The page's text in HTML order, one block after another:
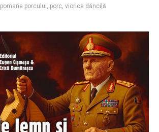
pomana porcului, porc, viorica dăncilă